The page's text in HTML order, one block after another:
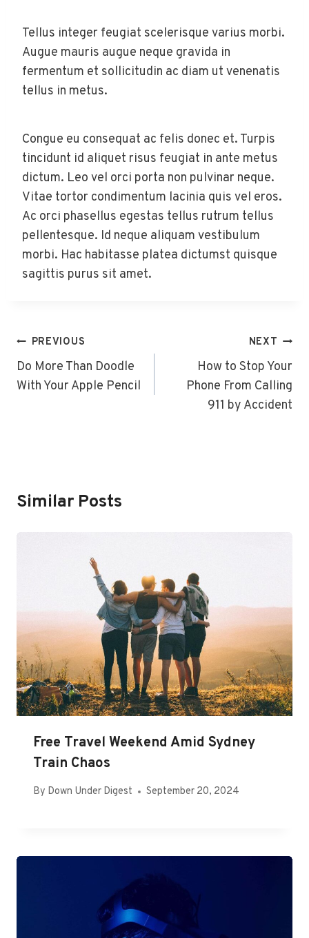
Tellus integer feugiat scelerisque varius morbi.
Augue mauris augue neque gravida in
fermentum et sollicitudin ac diam ut venenatis
tellus in metus.
Congue eu consequat ac felis donec et. Turpis
tincidunt id aliquet risus feugiat in ante metus
dictum. Leo vel orci porta non pulvinar neque.
Vitae tortor condimentum lacinia quis vel eros.
Ac orci phasellus egestas tellus rutrum tellus
pellentesque. Id neque aliquam vestibulum
morbi. Hac habitasse platea dictumst quisque
sagittis purus sit amet.
Post
Navigation
PREVIOUS
Do More Than Doodle
With Your Apple Pencil
NEXT
How to Stop Your
Phone From Calling
911 by Accident
Similar Posts
Free Travel Weekend Amid Sydney
Train Chaos
By Down Under Digest September 20, 2024